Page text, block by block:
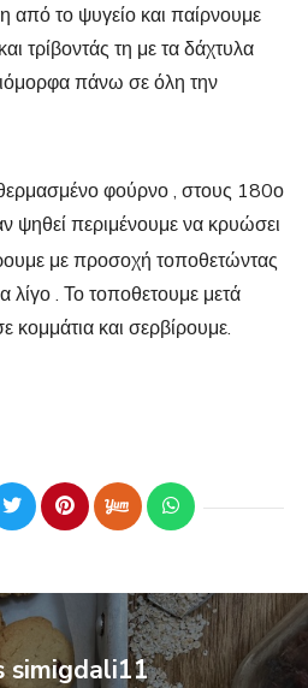
από το ψυγείο και παίρνουμε
τρίβοντάς τη με τα δάχτυλα
πάνω σε όλη την
φούρνο , στους 180ο
ψηθεί περιμένουμε να κρυώσει
με προσοχή τοποθετώντας
. Το τοποθετουμε μετά
κομμάτια και σερβίρουμε.
simigdali11